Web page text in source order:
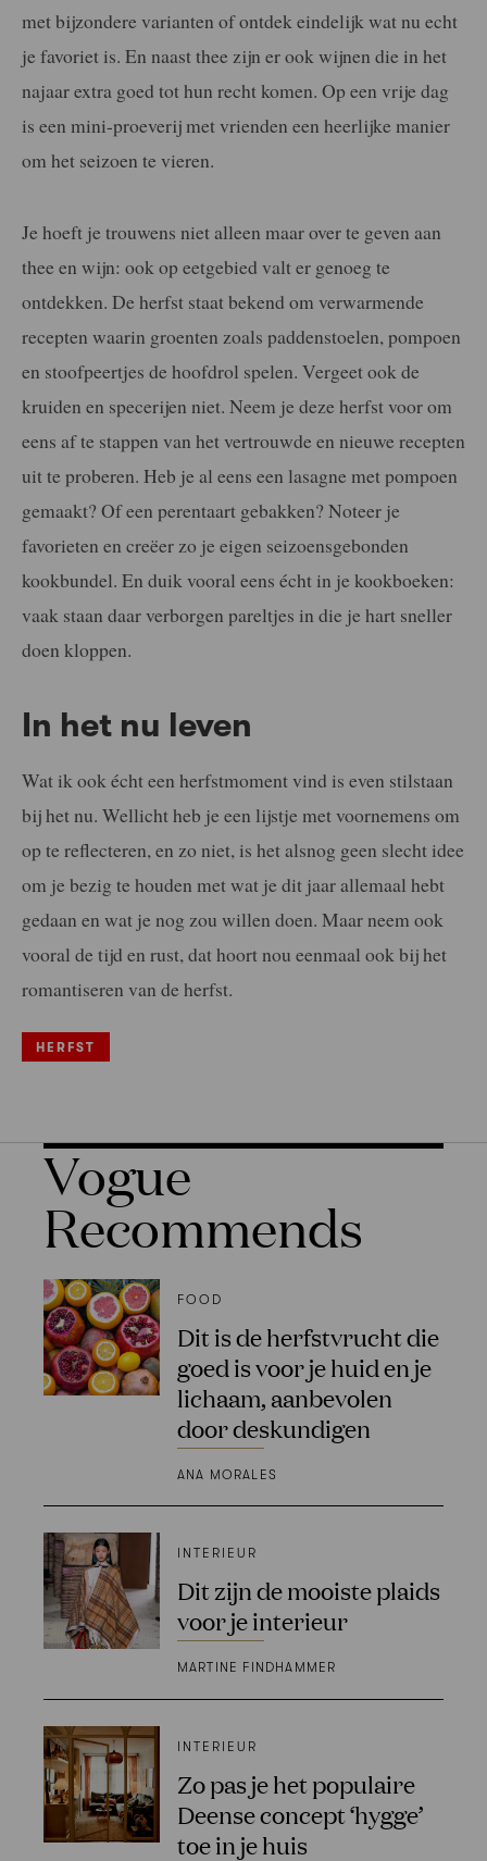
met bijzondere varianten of ontdek eindelijk wat nu echt
je favoriet is. En naast thee zijn er ook wijnen die in het
najaar extra goed tot hun recht komen. Op een vrije dag
is een mini-proeverij met vrienden een heerlijke manier
om het seizoen te vieren.
Je hoeft je trouwens niet alleen maar over te geven aan
thee en wijn: ook op eetgebied valt er genoeg te
ontdekken. De herfst staat bekend om verwarmende
recepten waarin groenten zoals paddenstoelen, pompoen
en stoofpeertjes de hoofdrol spelen. Vergeet ook de
kruiden en specerijen niet. Neem je deze herfst voor om
eens af te stappen van het vertrouwde en nieuwe recepten
uit te proberen. Heb je al eens een lasagne met pompoen
gemaakt? Of een perentaart gebakken? Noteer je
favorieten en creëer zo je eigen seizoensgebonden
kookbundel. En duik vooral eens écht in je kookboeken:
vaak staan daar verborgen pareltjes in die je hart sneller
doen kloppen.
In het nu leven
Wat ik ook écht een herfstmoment vind is even stilstaan
bij het nu. Wellicht heb je een lijstje met voornemens om
op te reflecteren, en zo niet, is het alsnog geen slecht idee
om je bezig te houden met wat je dit jaar allemaal hebt
gedaan en wat je nog zou willen doen. Maar neem ook
vooral de tijd en rust, dat hoort nou eenmaal ook bij het
romantiseren van de herfst.
HERFST
Vogue
Recommends
FOOD
Dit is de herfstvrucht die
goed is voor je huid en je
lichaam, aanbevolen
door deskundigen
ANA MORALES
INTERIEUR
Dit zijn de mooiste plaids
voor je interieur
MARTINE FINDHAMMER
INTERIEUR
Zo pas je het populaire
Deense concept ‘hygge’
toe in je huis